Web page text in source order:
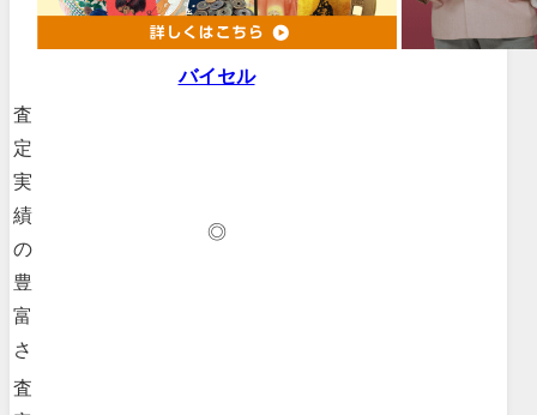
バイセル
査
定
実
績
の
豊
富
さ
◎
査